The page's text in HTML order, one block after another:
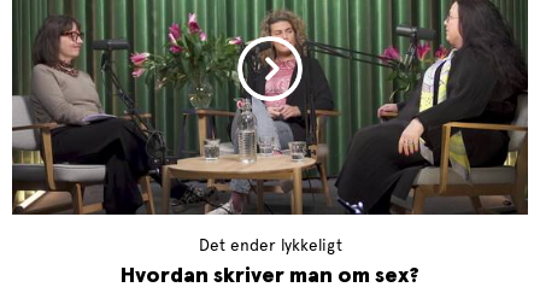
Det ender lykkeligt
Hvordan skriver man om sex?